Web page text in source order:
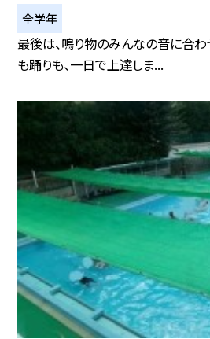
全学年
最後は、鳴り物のみんなの音に合わ
も踊りも、一日で上達しま...